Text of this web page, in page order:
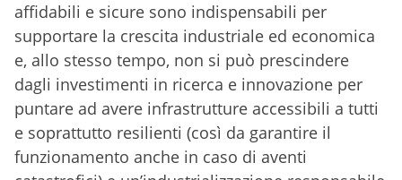
affidabili e sicure sono indispensabili per
supportare la crescita industriale ed economica
e, allo stesso tempo, non si può prescindere
dagli investimenti in ricerca e innovazione per
puntare ad avere infrastrutture accessibili a tutti
e soprattutto resilienti (così da garantire il
funzionamento anche in caso di aventi